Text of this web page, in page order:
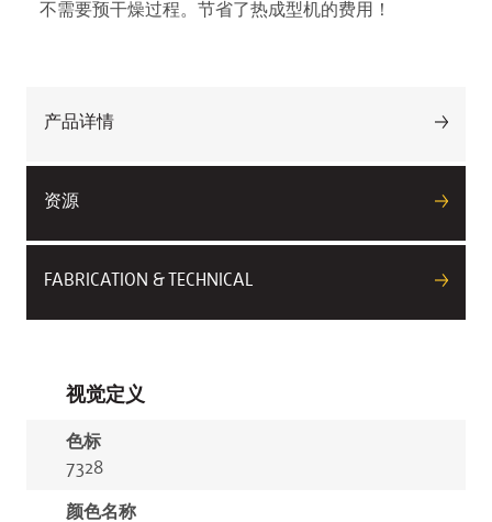
不需要预干燥过程。节省了热成型机的费用！
产品详情
资源
FABRICATION & TECHNICAL
视觉定义
色标
7328
颜色名称